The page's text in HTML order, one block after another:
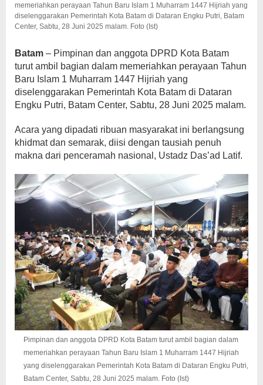
memeriahkan perayaan Tahun Baru Islam 1 Muharram 1447 Hijriah yang
diselenggarakan Pemerintah Kota Batam di Dataran Engku Putri, Batam
Center, Sabtu, 28 Juni 2025 malam. Foto (Ist)
Batam – Pimpinan dan anggota DPRD Kota Batam
turut ambil bagian dalam memeriahkan perayaan Tahun
Baru Islam 1 Muharram 1447 Hijriah yang
diselenggarakan Pemerintah Kota Batam di Dataran
Engku Putri, Batam Center, Sabtu, 28 Juni 2025 malam.
Acara yang dipadati ribuan masyarakat ini berlangsung
khidmat dan semarak, diisi dengan tausiah penuh
makna dari penceramah nasional, Ustadz Das’ad Latif.
Pimpinan dan anggota DPRD Kota Batam turut ambil bagian dalam
memeriahkan perayaan Tahun Baru Islam 1 Muharram 1447 Hijriah
yang diselenggarakan Pemerintah Kota Batam di Dataran Engku Putri,
Batam Center, Sabtu, 28 Juni 2025 malam. Foto (Ist)